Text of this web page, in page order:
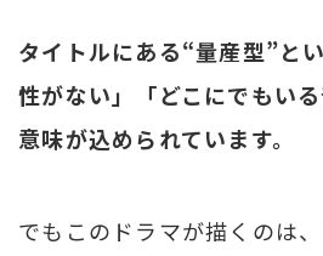
タイトルにある“量産型”と
性がない」「どこにでもい
意味が込められています。
でもこのドラマが描くのは